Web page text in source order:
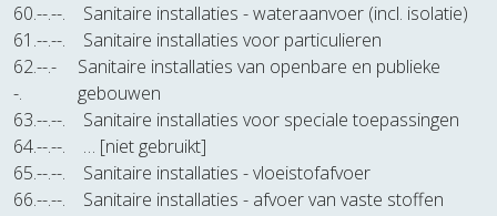
60.--.--.
Sanitaire installaties - wateraanvoer (incl. isolatie)
61.--.--.
Sanitaire installaties voor particulieren
62.--.-
-.
Sanitaire installaties van openbare en publieke
gebouwen
63.--.--.
Sanitaire installaties voor speciale toepassingen
64.--.--.
… [niet gebruikt]
65.--.--.
Sanitaire installaties - vloeistofafvoer
66.--.--.
Sanitaire installaties - afvoer van vaste stoffen